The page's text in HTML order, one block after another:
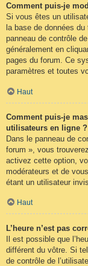
Comment puis-je
Si vous êtes un
la base de données
panneau de contrôle
généralement en
pages du forum. Ce
paramètres et toutes
Haut
Comment puis-je
utilisateurs en ligne ?
Dans le panneau de
forum », vous
activez cette option,
modérateurs et de
étant un utilisateur
Haut
L’heure n’est pas
Il est possible que
différent du vôtre. Si
de contrôle de